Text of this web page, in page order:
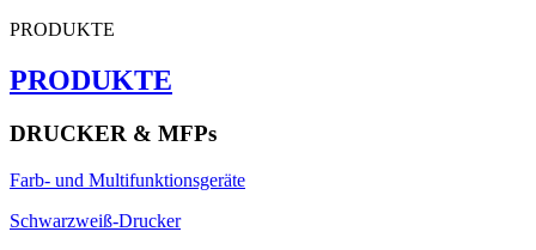
PRODUKTE
PRODUKTE
DRUCKER & MFPs
Farb- und Multifunktionsgeräte
Schwarzweiß-Drucker